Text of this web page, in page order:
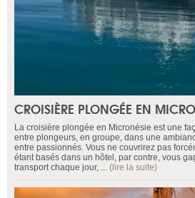
CROISIÈRE PLONGÉE EN
La croisière plongée en Micronésie est une
entre plongeurs, en groupe, dans une
entre passionnés. Vous ne couvrirez pas
étant basés dans un hôtel, par contre, vous
transport chaque jour, ... (lire la suite)